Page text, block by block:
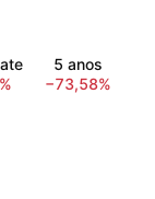
5 anos
−73,58%